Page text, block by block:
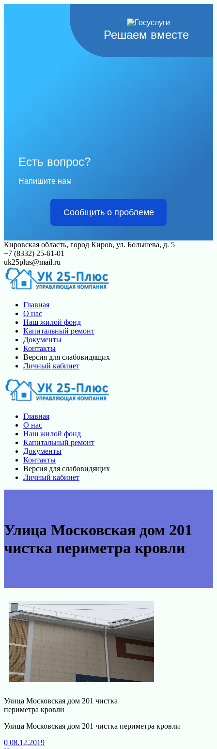
Решаем вместе
Есть вопрос?
Напишите нам
Сообщить о проблеме
Перейти
к
контенту
Кировская область, город Киров, ул. Большева, д. 5
+7 (8332) 25-61-01
uk25plus@mail.ru
Главная
О нас
Наш жилой фонд
Капитальный ремонт
Документы
Контакты
Версия для слабовидящих
Личный кабинет
Главная
О нас
Наш жилой фонд
Капитальный ремонт
Документы
Контакты
Версия для слабовидящих
Личный кабинет
Улица Московская дом 201
чистка периметра кровли
Улица Московская дом 201 чистка
периметра кровли
Улица Московская дом 201 чистка периметра кровли
0 08.12.2019